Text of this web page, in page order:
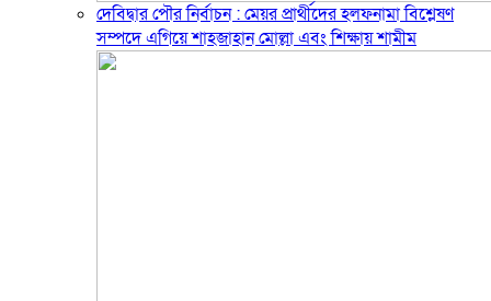
দেবিদ্বার পৌর নির্বাচন : মেয়র প্রার্থীদের হলফনামা বিশ্লেষণ
সম্পদে এগিয়ে শাহজাহান মোল্লা এবং শিক্ষায় শামীম